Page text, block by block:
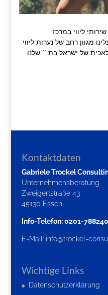
ליווי במרכז
מגוון רחב של נערות ליווי
של ישראל בת ** שלנו
Kontaktdaten
Gabriele Trockel
Unternehmensberatung
Zweigertstraße 43
45130 Essen
Info-Telefon: 0201-788240
E-Mail: info@trockel-
Wichtige Links
Datenschutzerklärung